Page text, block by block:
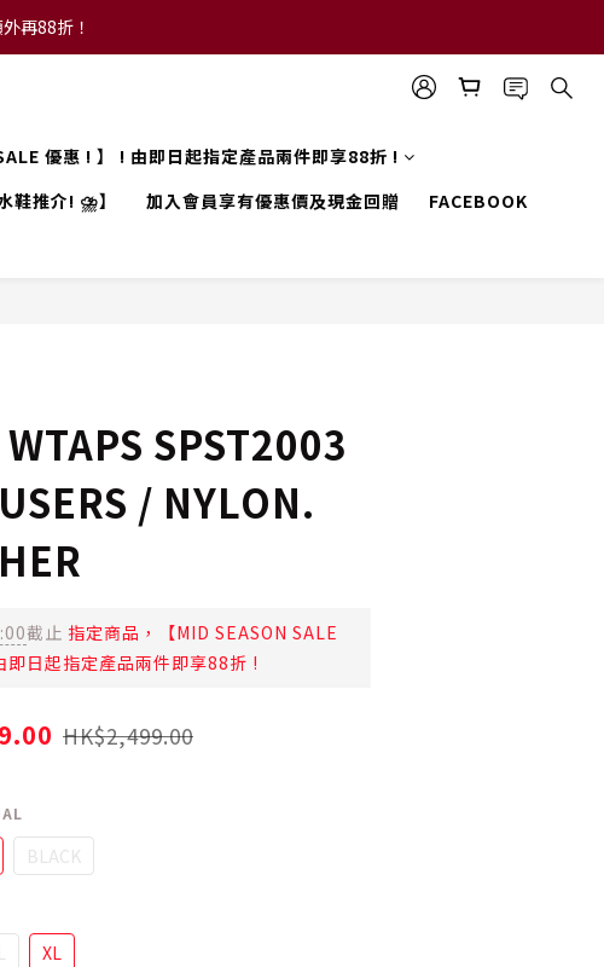
再88折！
優惠 ! 】 ! 由即日起指定產品兩件即享88折 !
鞋推介! ⛈️】 加入會員享有優惠價及現金回贈
FACEBOOK
SPST2003
/ NYLON.
截止 指定商品，【MID SEASON SALE
即日起指定產品兩件即享88折 !
HK$2,499.00
BLACK
L XL